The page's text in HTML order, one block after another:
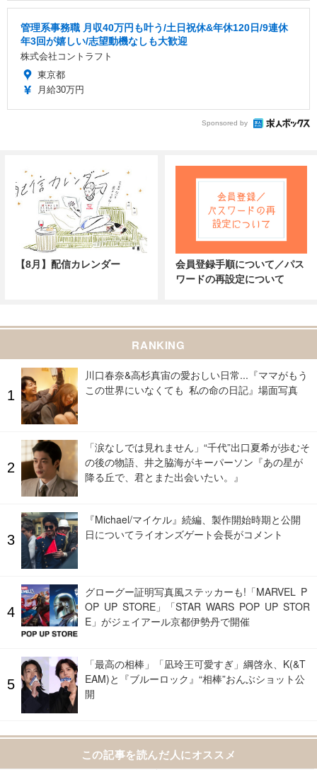
管理系事務職 月収40万円も叶う/土日祝休&年休120日/9連休
年3回が嬉しい/志望動機なしも大歓迎
株式会社コントラフト
東京都
月給30万円
Sponsored by
【8月】配信カレンダー
会員登録手順について／パス
ワードの再設定について
RANKING
川口春奈&高杉真宙の愛おしい日常...『ママがもう
この世界にいなくても 私の命の日記』場面写真
「涙なしでは見れません」“千代”出口夏希が歩むそ
の後の物語、井之脇海がキーパーソン『あの星が
降る丘で、君とまた出会いたい。』
『Michael/マイケル』続編、製作開始時期と公開
日についてライオンズゲート会長がコメント
グローグー証明写真風ステッカーも!「MARVEL P
OP UP STORE」「STAR WARS POP UP STOR
E」がジェイアール京都伊勢丹で開催
「最高の相棒」「凪玲王可愛すぎ」綱啓永、K(&T
EAM)と『ブルーロック』“相棒”おんぶショット公
開
この記事を読んだ人にオススメ